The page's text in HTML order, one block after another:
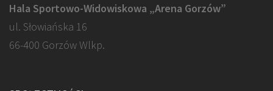
Hala Sportowo-Widowiskowa „Arena Gorzów”
ul. Słowiańska 16
66-400 Gorzów Wlkp.